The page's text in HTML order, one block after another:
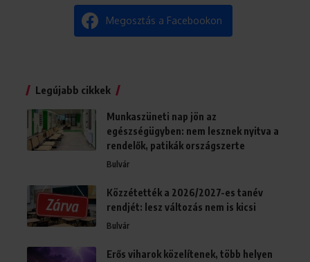
Megosztás a Facebookon
Legújabb cikkek
Munkaszüneti nap jön az
egészségügyben: nem lesznek nyitva a
rendelők, patikák országszerte
Bulvár
Közzétették a 2026/2027-es tanév
rendjét: lesz változás nem is kicsi
Bulvár
Erős viharok közelítenek, több helyen